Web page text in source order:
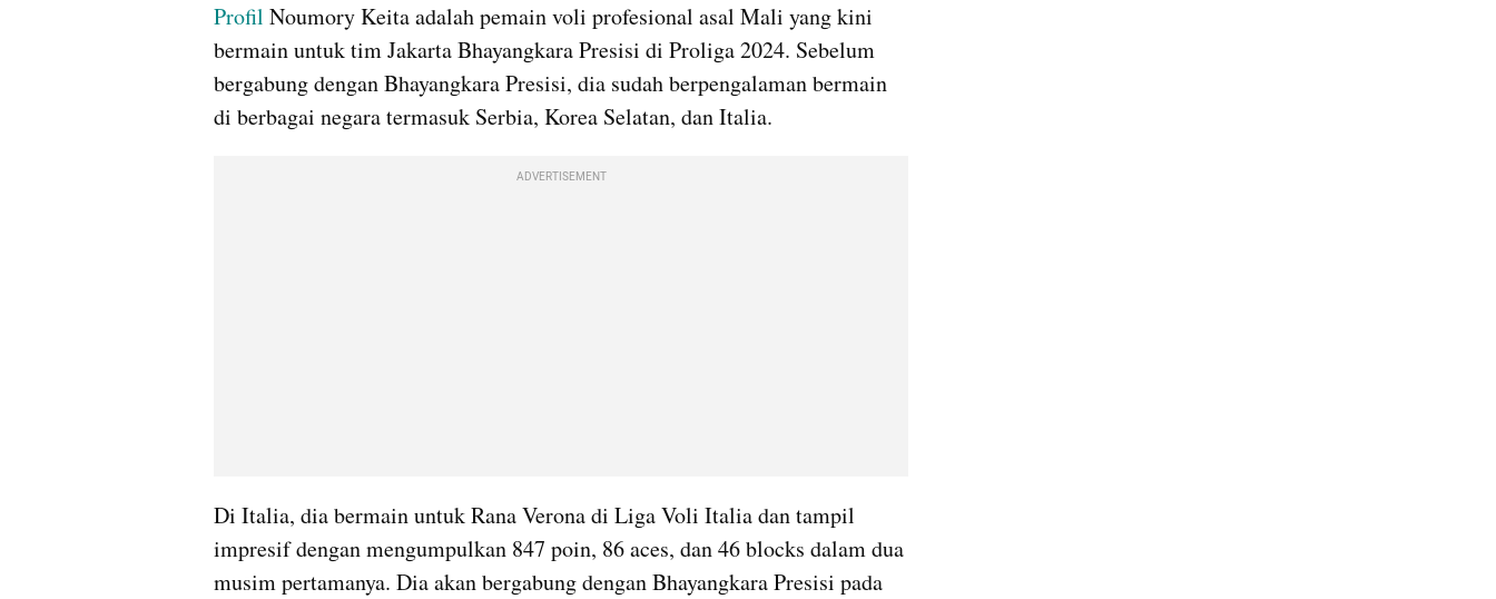
Profil Noumory Keita adalah pemain voli profesional asal Mali yang kini
bermain untuk tim Jakarta Bhayangkara Presisi di Proliga 2024. Sebelum
bergabung dengan Bhayangkara Presisi, dia sudah berpengalaman bermain
di berbagai negara termasuk Serbia, Korea Selatan, dan Italia.
ADVERTISEMENT
Di Italia, dia bermain untuk Rana Verona di Liga Voli Italia dan tampil
impresif dengan mengumpulkan 847 poin, 86 aces, dan 46 blocks dalam dua
musim pertamanya. Dia akan bergabung dengan Bhayangkara Presisi pada